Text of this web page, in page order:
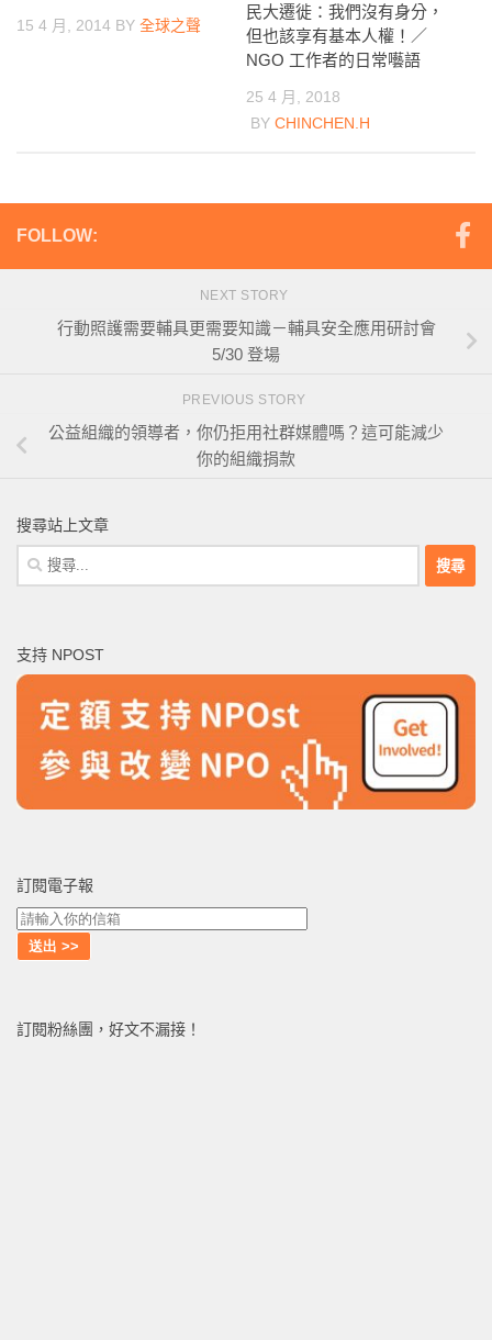
15 4 月, 2014 BY 全球之聲
民大遷徙：我們沒有身分，
但也該享有基本人權！／
NGO 工作者的日常囈語
25 4 月, 2018
BY CHINCHEN.H
FOLLOW:
NEXT STORY
行動照護需要輔具更需要知識－輔具安全應用研討會
5/30 登場
PREVIOUS STORY
公益組織的領導者，你仍拒用社群媒體嗎？這可能減少
你的組織捐款
搜尋站上文章
搜
尋
字:
支持 NPOST
訂閱電子報
訂閱粉絲團，好文不漏接！